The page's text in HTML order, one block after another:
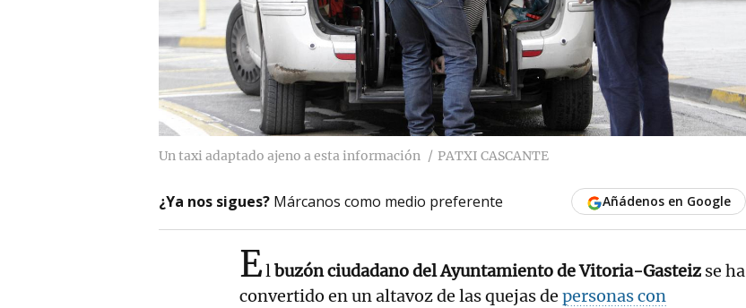
Un taxi adaptado ajeno a esta información PATXI CASCANTE
¿Ya nos sigues? Márcanos como medio preferente Añádenos en Google
Elbuzón ciudadano del Ayuntamiento de Vitoria-Gasteiz se ha
convertido en un altavoz de las quejas de personas con